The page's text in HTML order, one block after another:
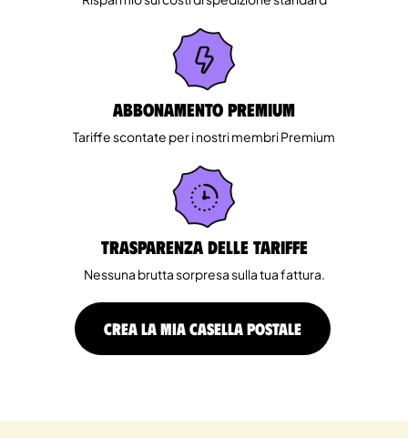
Abbonamento Premium
Tariffe scontate per i nostri membri Premium
Trasparenza delle tariffe
Nessuna brutta sorpresa sulla tua fattura.
CREA LA MIA CASELLA POSTALE